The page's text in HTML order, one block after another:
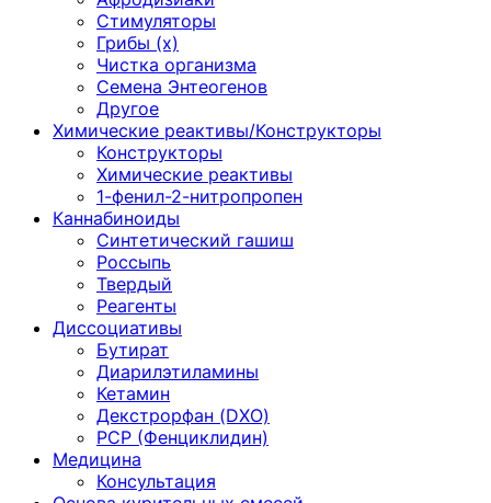
Стимуляторы
Грибы (х)
Чистка организма
Семена Энтеогенов
Другое
Химические реактивы/Конструкторы
Конструкторы
Химические реактивы
1-фенил-2-нитропропен
Каннабиноиды
Синтетический гашиш
Россыпь
Твердый
Реагенты
Диссоциативы
Бутират
Диарилэтиламины
Кетамин
Декстрорфан (DXO)
PCP (Фенциклидин)
Медицина
Консультация